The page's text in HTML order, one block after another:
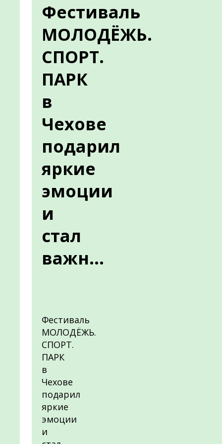
Фестиваль
МОЛОДЁЖЬ.
СПОРТ.
ПАРК
в
Чехове
подарил
яркие
эмоции
и
стал
важн...
Фестиваль
МОЛОДЁЖЬ.
СПОРТ.
ПАРК
в
Чехове
подарил
яркие
эмоции
и